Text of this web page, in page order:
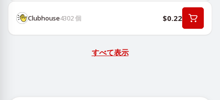
Clubhouse4302個 $0.22
すべて表示